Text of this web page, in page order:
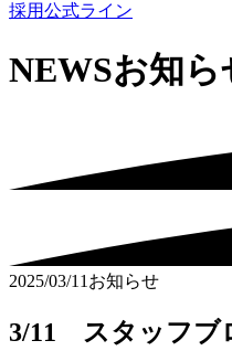
採用公式ライン
NEWSお知ら
2025/03/11 お知らせ
3/11 スタッフブ